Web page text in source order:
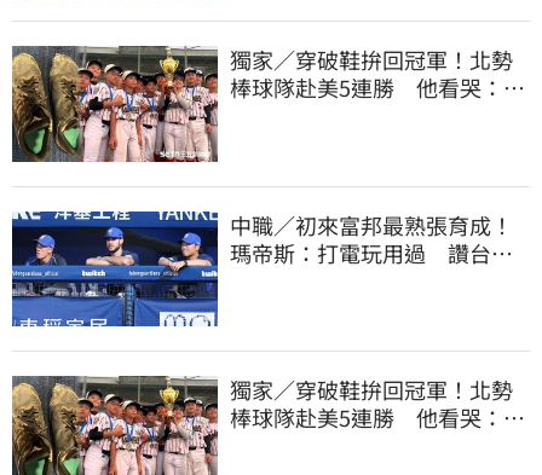
獨家／穿破鞋拚回冠軍！北勢
棒球隊赴美5連勝 他看哭：台
中職／初來富邦最熟張育成！
瑪帝斯：打電玩用過 讚台灣
獨家／穿破鞋拚回冠軍！北勢
棒球隊赴美5連勝 他看哭：台